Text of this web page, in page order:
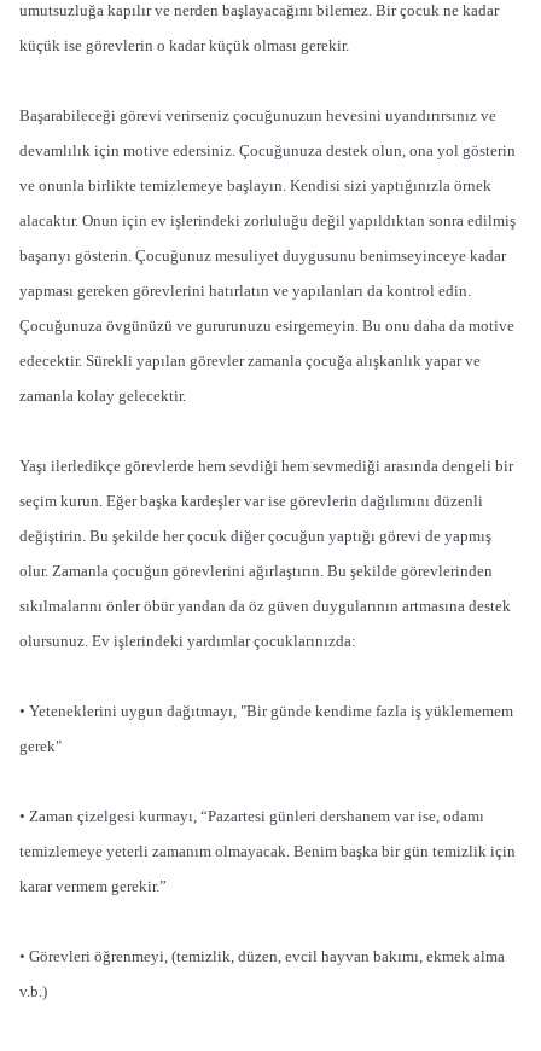
umutsuzluğa kapılır ve nerden başlayacağını bilemez. Bir çocuk ne kadar
küçük ise görevlerin o kadar küçük olması gerekir.
Başarabileceği görevi verirseniz çocuğunuzun hevesini uyandırırsınız ve
devamlılık için motive edersiniz. Çocuğunuza destek olun, ona yol gösterin
ve onunla birlikte temizlemeye başlayın. Kendisi sizi yaptığınızla örnek
alacaktır. Onun için ev işlerindeki zorluluğu değil yapıldıktan sonra edilmiş
başarıyı gösterin. Çocuğunuz mesuliyet duygusunu benimseyinceye kadar
yapması gereken görevlerini hatırlatın ve yapılanları da kontrol edin.
Çocuğunuza övgünüzü ve gururunuzu esirgemeyin. Bu onu daha da motive
edecektir. Sürekli yapılan görevler zamanla çocuğa alışkanlık yapar ve
zamanla kolay gelecektir.
Yaşı ilerledikçe görevlerde hem sevdiği hem sevmediği arasında dengeli bir
seçim kurun. Eğer başka kardeşler var ise görevlerin dağılımını düzenli
değiştirin. Bu şekilde her çocuk diğer çocuğun yaptığı görevi de yapmış
olur. Zamanla çocuğun görevlerini ağırlaştırın. Bu şekilde görevlerinden
sıkılmalarını önler öbür yandan da öz güven duygularının artmasına destek
olursunuz. Ev işlerindeki yardımlar çocuklarınızda:
• Yeteneklerini uygun dağıtmayı, "Bir günde kendime fazla iş yüklememem
gerek"
• Zaman çizelgesi kurmayı, “Pazartesi günleri dershanem var ise, odamı
temizlemeye yeterli zamanım olmayacak. Benim başka bir gün temizlik için
karar vermem gerekir.”
• Görevleri öğrenmeyi, (temizlik, düzen, evcil hayvan bakımı, ekmek alma
v.b.)